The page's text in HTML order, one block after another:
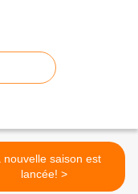
nouvelle saison est
lancée! >